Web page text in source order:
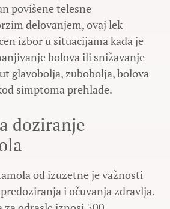
povišene telesne
delovanjem, ovaj lek
izbor u situacijama kada je
bolova ili snižavanje
glavobolja, zubobolja, bolova
simptoma prehlade.
doziranje
od izuzetne je važnosti
i očuvanja zdravlja.